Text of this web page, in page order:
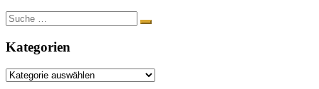
Suche
nach:
Kategorien
Kategorien